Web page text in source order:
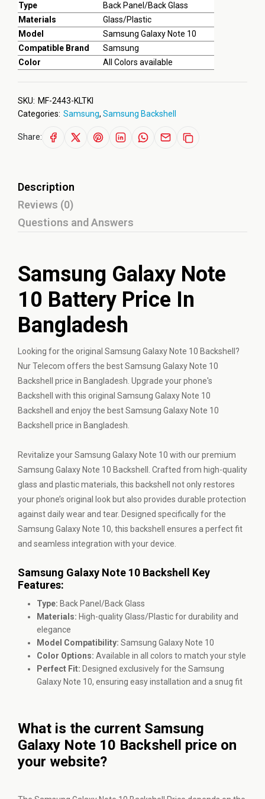
Type
Back Panel/Back Glass
Materials
Glass/Plastic
Model
Samsung Galaxy Note 10
Compatible Brand
Samsung
Color
All Colors available
SKU: MF-2443-KLTKI
Categories: Samsung, Samsung Backshell
Share:
Description
Reviews (0)
Questions and Answers
Samsung Galaxy Note
10 Battery Price In
Bangladesh
Looking for the original Samsung Galaxy Note 10 Backshell?
Nur Telecom offers the best Samsung Galaxy Note 10
Backshell price in Bangladesh. Upgrade your phone's
Backshell with this original Samsung Galaxy Note 10
Backshell and enjoy the best Samsung Galaxy Note 10
Backshell price in Bangladesh.
Revitalize your Samsung Galaxy Note 10 with our premium
Samsung Galaxy Note 10 Backshell. Crafted from high-quality
glass and plastic materials, this backshell not only restores
your phone’s original look but also provides durable protection
against daily wear and tear. Designed specifically for the
Samsung Galaxy Note 10, this backshell ensures a perfect fit
and seamless integration with your device.
Samsung Galaxy Note 10 Backshell Key
Features:
Type: Back Panel/Back Glass
Materials: High-quality Glass/Plastic for durability and
elegance
Model Compatibility: Samsung Galaxy Note 10
Color Options: Available in all colors to match your style
Perfect Fit: Designed exclusively for the Samsung
Galaxy Note 10, ensuring easy installation and a snug fit
What is the current Samsung
Galaxy Note 10 Backshell price on
your website?